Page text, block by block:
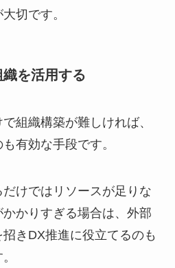
切です。
を活用する
組織構築が難しければ、
有効な手段です。
けではリソースが足りな
かりすぎる場合は、外部
きDX推進に役立てるのも